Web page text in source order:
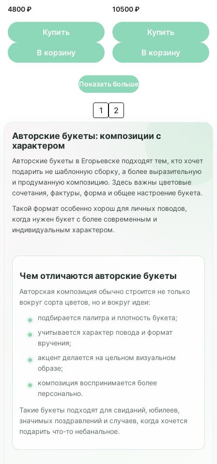
4800 ₽
Купить
В корзину
10500 ₽
Купить
В корзину
Показать больше
1 2
Авторские букеты: композиции с
характером
Авторские букеты в Егорьевске подходят тем, кто хочет
подарить не шаблонную сборку, а более выразительную
и продуманную композицию. Здесь важны цветовые
сочетания, фактуры, форма и общее настроение букета.
Такой формат особенно хорош для личных поводов,
когда нужен букет с более современным и
индивидуальным характером.
Чем отличаются авторские букеты
Авторская композиция обычно строится не только
вокруг сорта цветов, но и вокруг идеи:
подбирается палитра и плотность букета;
учитывается характер повода и формат
вручения;
акцент делается на цельном визуальном
образе;
композиция воспринимается более
персонально.
Такие букеты подходят для свиданий, юбилеев,
значимых поздравлений и случаев, когда хочется
подарить что-то небанальное.